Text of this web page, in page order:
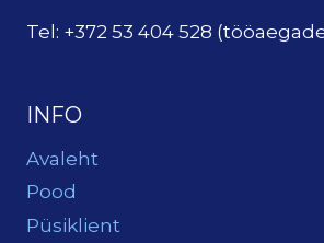
Tel: +372 53 404 528
INFO
Avaleht
Pood
Püsiklient